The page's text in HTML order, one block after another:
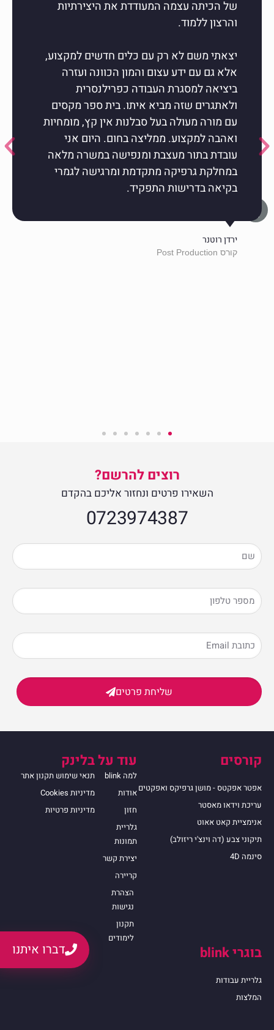
דברו איתנו
של הכיתה עצמה המעודדת את היצירתיות
והרצון ללמוד.
יצאתי משם לא רק עם כלים חדשים למקצוע,
אלא גם עם ידע עצום והמון הכוונה ועזרה
ביציאה למסגרת העבודה כפרילנסרית
ולאתגרים שזה מביא איתו. בית ספר מקסים
עם מורה מעולה בעל סבלנות אין קץ, מומחיות
ואהבה למקצוע. ממליצה בחום. היום אני
עובדת בתור מעצבת ומנפישה במשרה מלאה
במחלקת גרפיקה מתקדמת ומרגישה לגמרי
בקיאה בדרישות התפקיד.
ירדן רוטנר
קורס Post Production
רוצים להרשם?
השאירו פרטים ונחזור אליכם בהקדם
0723974387​
שליחת פרטים
קורסים
אפטר אפקטס - מושן גרפיקס ואפקטים
עריכת וידאו מאסטר
אנימציית קאט אאוט
תיקוני צבע (דה וינצ'י ריזולב)
סינמה 4D
עוד על בלינק
למה blink
אודות
חזון
גלריית
תמונות
יצירת קשר
קריירה
הצהרת
נגישות
תקנון
לימודים
תנאי שימוש תקנון אתר
מדיניות Cookies
מדיניות פרטיות
בוגרי blink
גלריית עבודות
המלצות